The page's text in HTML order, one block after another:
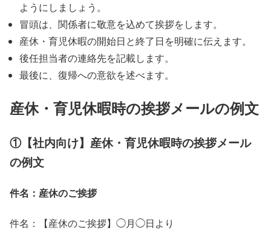
ようにしましょう。
冒頭は、関係者に敬意を込めて挨拶をします。
産休・育児休暇の開始日と終了日を明確に伝えます。
後任担当者の連絡先を記載します。
最後に、復帰への意欲を述べます。
産休・育児休暇時の挨拶メールの例文
①【社内向け】産休・育児休暇時の挨拶メール
の例文
件名：産休のご挨拶
件名：【産休のご挨拶】◯月◯日より